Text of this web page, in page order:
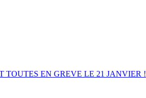
TOUTES EN GREVE LE 21 JANVIER !